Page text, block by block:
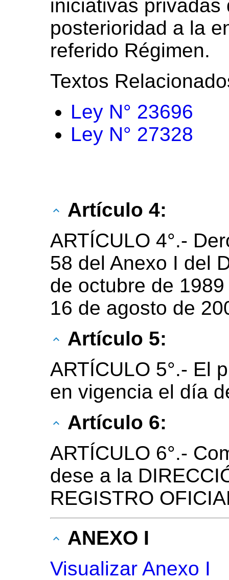
iniciativas
posterioridad a la
referido Régimen.
Textos
Ley N° 23696
Ley N° 27328
Artículo 4:
ARTÍCULO 4°.-
58 del Anexo I del
de octubre de
16 de agosto de
Artículo 5:
ARTÍCULO 5°.- El
en vigencia el día
Artículo 6:
ARTÍCULO 6°.-
dese a la
REGISTRO
ANEXO I
Visualizar Anexo I